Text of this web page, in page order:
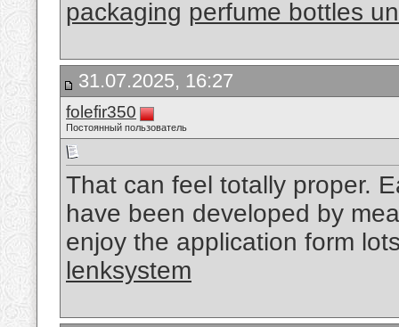
packaging perfume bottles
31.07.2025, 16:27
folefir350
Постоянный пользователь
That can feel totally proper.
have been developed by
enjoy the application form
lenksystem